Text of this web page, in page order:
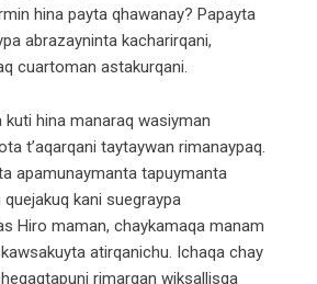
hina payta qhawanay? Papayta
abrazayninta kacharirqani,
cuartoman astakurqani.
hina manaraq wasiyman
t’aqarqani taytaywan rimanaypaq.
apamunaymanta tapuymanta
kani suegraypa
Hiro maman, chaykamaqa manam
atirqanichu. Ichaqa chay
rimarqan wiksallisqa